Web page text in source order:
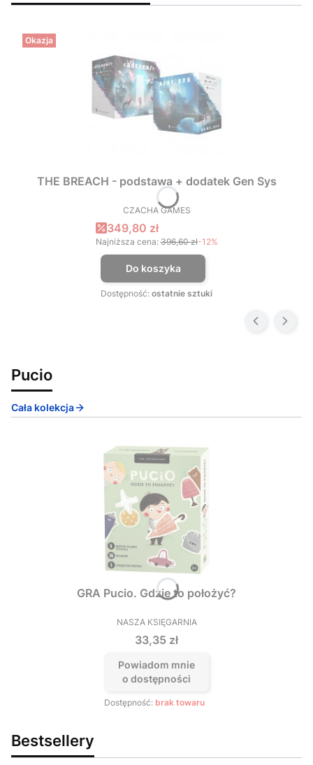
Okazja
THE BREACH - podstawa + dodatek Gen Sys
PRODUCENT
CZACHA GAMES
Cena promocyjna
349,80 zł
Najniższa cena: 396,60 zł-12%
Do koszyka
Dostępność: ostatnie sztuki
Pucio
Cała kolekcja
GRA Pucio. Gdzie to położyć?
PRODUCENT
NASZA KSIĘGARNIA
Cena
33,35 zł
Powiadom mnie
o dostępności
Dostępność: brak towaru
Bestsellery